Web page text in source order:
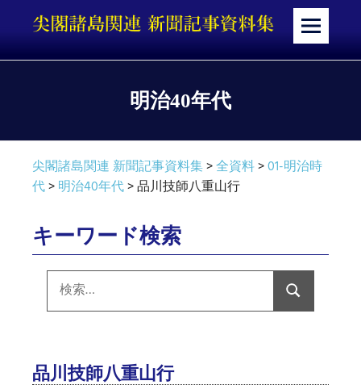
テ
メ
明治40年代
尖閣諸島関連 新聞記事資料集>全資料>01-明治時
代>明治40年代>品川技師八重山行
キーワード検索
索:
検
索
品川技師八重山行